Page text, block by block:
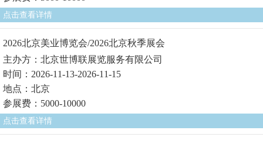
点击查看详情
2026北京美业博览会/2026北京秋季展会
主办方：北京世博联展览服务有限公司
时间：2026-11-13-2026-11-15
地点：北京
参展费：5000-10000
点击查看详情